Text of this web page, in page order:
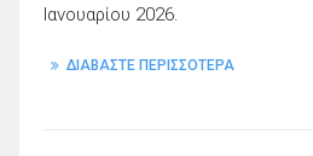
Ιανουαρίου 2026.
ΔΙΑΒΑΣΤΕ ΠΕΡΙΣΣΟΤΕΡΑ